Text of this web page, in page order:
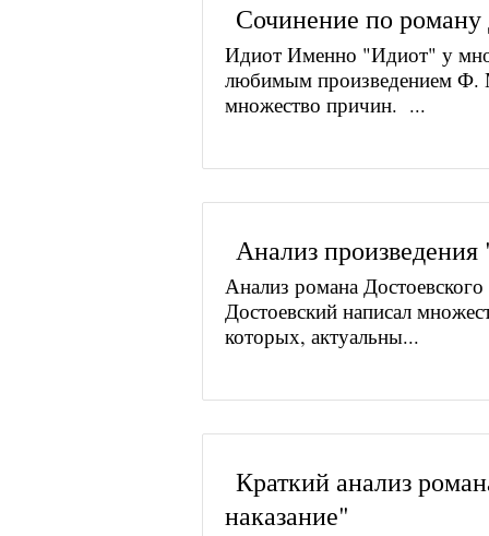
Сочинение по
Идиот Именно "Идиот" у
любимым произведением Ф.
множество причин. ...
Анализ
Анализ романа
Достоевский написал
которых, актуальны...
Краткий анализ
наказание"